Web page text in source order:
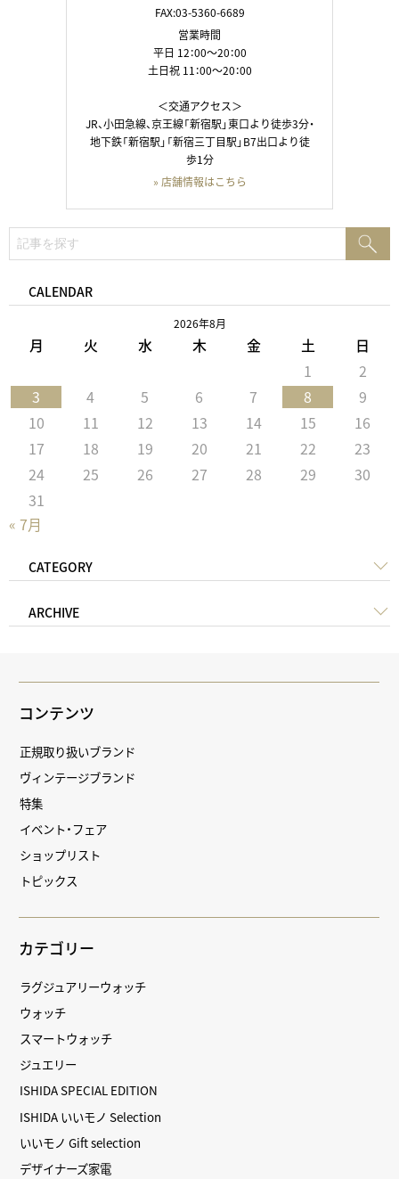
FAX:03-5360-6689
営業時間
平日 12：00～20：00
土日祝 11：00～20：00
＜交通アクセス＞
JR、小田急線、京王線「新宿駅」東口より徒歩3分・
地下鉄「新宿駅」「新宿三丁目駅」B7出口より徒
歩1分
» 店舗情報はこちら
索:
CALENDAR
2026年8月
月 火 水 木 金 土 日
« 7月
1
2
3
4 5 6 7 8
9
10
11 12 13 14 15
16
17
18 19 20 21 22
23
24
25 26 27 28 29
30
31
CATEGORY
ARCHIVE
コンテンツ
正規取り扱いブランド
ヴィンテージブランド
特集
イベント・フェア
ショップリスト
トピックス
カテゴリー
ラグジュアリーウォッチ
ウォッチ
スマートウォッチ
ジュエリー
ISHIDA SPECIAL EDITION
ISHIDA いいモノ Selection
いいモノ Gift selection
デザイナーズ家電